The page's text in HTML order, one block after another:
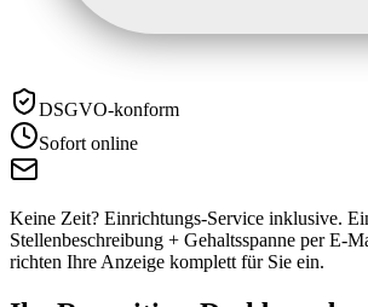
DSGVO-konform
Sofort online
Keine Zeit? Einrichtungs-Service inklusive.
Stellenbeschreibung + Gehaltsspanne per E-
richten Ihre Anzeige komplett für Sie ein.